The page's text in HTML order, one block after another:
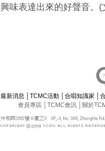
興味表達出來的好聲音。(
最新消息 │TCMC活動 │合唱知識家 │
會員專區
TCMC會訊 關於